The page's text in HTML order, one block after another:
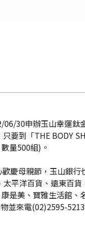
30申辦玉山幸運鈦
要到「THE BODY
量500組)。
慶母親節，玉山銀
平洋百貨、遠東百
是美、寶雅生活館、
並來電(02)2595-